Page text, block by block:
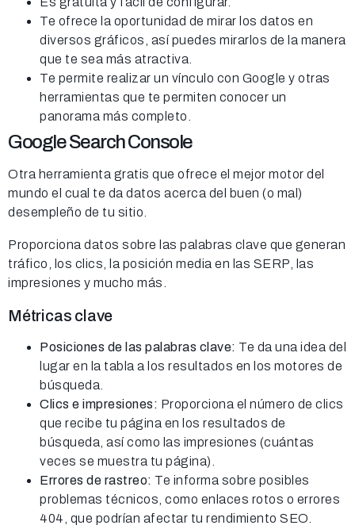
Te ofrece la oportunidad de mirar los datos en
diversos gráficos, así puedes mirarlos de la manera
que te sea más atractiva.
Te permite realizar un vínculo con Google y otras
herramientas que te permiten conocer un
panorama más completo.
Google Search Console
Otra herramienta gratis que ofrece el mejor motor del
mundo el cual te da datos acerca del buen (o mal)
desempleño de tu sitio.
Proporciona datos sobre las palabras clave que generan
tráfico, los clics, la posición media en las SERP, las
impresiones y mucho más.
Métricas clave
Posiciones de las palabras clave: Te da una idea del
lugar en la tabla a los resultados en los motores de
búsqueda.
Clics e impresiones: Proporciona el número de clics
que recibe tu página en los resultados de
búsqueda, así como las impresiones (cuántas
veces se muestra tu página).
Errores de rastreo: Te informa sobre posibles
problemas técnicos, como enlaces rotos o errores
404, que podrían afectar tu rendimiento SEO.